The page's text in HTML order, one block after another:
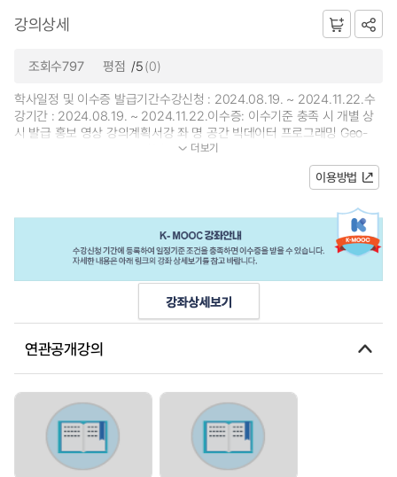
강의상세
조회수797 평점 /5(0)
학사일정 및 이수증 발급기간수강신청 : 2024.08.19. ~ 2024.11.22.수
강기간 : 2024.08.19. ~ 2024.11.22.이수증: 이수기준 충족 시 개별 상
시 발급 홍보 영상 강의계획서강 좌 명 공간 빅데이터 프로그래밍 Geo-
Big Data Programming] 학습목표최근 공...
더보기
이용방법
연관공개강의